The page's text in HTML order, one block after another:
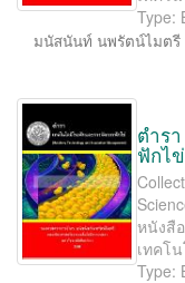
Type:
มนัสนันท์ นพรัตน์ไมตรี
ตำร
ฟักไข่
หนังสื
เทคโ
Type: